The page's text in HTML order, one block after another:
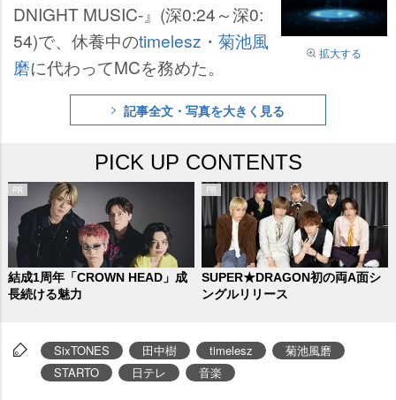
拡大する
DNIGHT MUSIC-』(深0:24～深0:
54)で、休養中のtimelesz ・ 菊池風
磨に代わってMCを務めた。
記事全文・写真を大きく見る
PICK UP CONTENTS
結成1周年「CROWN HEAD」成
長続ける魅力
SUPER★DRAGON初の両A面シ
ングルリリース
SixTONES 田中樹 timelesz
菊池風磨
STARTO
日テレ 音楽